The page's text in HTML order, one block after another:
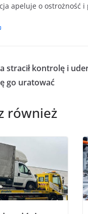
apeluje o ostrożność
stracił kontrolę i
go uratować
również